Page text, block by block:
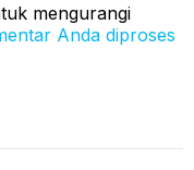
mengurangi
Anda diproses